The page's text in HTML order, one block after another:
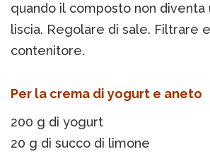
quando il composto non diventa
liscia. Regolare di sale. Filtrare
contenitore.
Per la crema di yogurt e aneto
200 g di yogurt
20 g di succo di limone